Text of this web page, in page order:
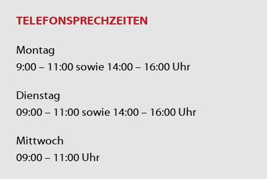
TELEFONSPRECHZEITEN
Montag
9:00 – 11:00 sowie 14:00 – 16:00 Uhr
Dienstag
09:00 – 11:00 sowie 14:00 – 16:00 Uhr
Mittwoch
09:00 – 11:00 Uhr